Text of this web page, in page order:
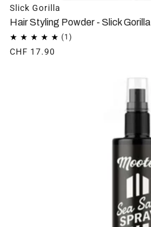
Slick Gorilla
Hair Styling Powder - Slick Gorilla
CHF 17.90